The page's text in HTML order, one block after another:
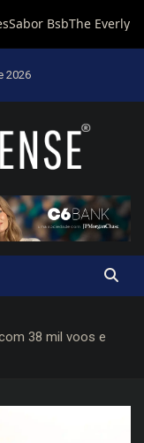
2026
por Brasília
38 mil voos e